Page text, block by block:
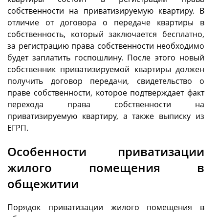
собственности на приватизируемую квартиру. В
отличие от договора о передаче квартиры в
собственность, который заключается бесплатно,
за регистрацию права собственности необходимо
будет заплатить госпошлину. После этого новый
собственник приватизируемой квартиры должен
получить договор передачи, свидетельство о
праве собственности, которое подтверждает факт
перехода права собственности на
приватизируемую квартиру, а также выписку из
ЕГРП.
Особенности приватизации
жилого помещения в
общежитии
Порядок приватизации жилого помещения в